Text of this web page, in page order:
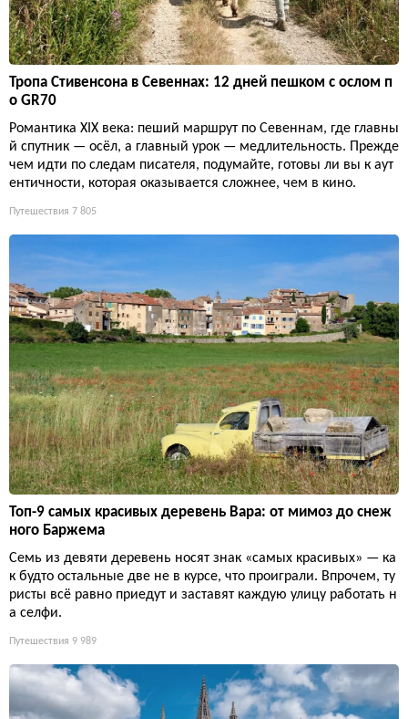
Тропа Стивенсона в Севеннах: 12 дней пешком с ослом п
о GR70
Романтика XIX века: пеший маршрут по Севеннам, где главны
й спутник — осёл, а главный урок — медлительность. Прежде
чем идти по следам писателя, подумайте, готовы ли вы к аут
ентичности, которая оказывается сложнее, чем в кино.
Путешествия 7 805
Топ-9 самых красивых деревень Вара: от мимоз до снеж
ного Баржема
Семь из девяти деревень носят знак «самых красивых» — ка
к будто остальные две не в курсе, что проиграли. Впрочем, ту
ристы всё равно приедут и заставят каждую улицу работать н
а селфи.
Путешествия 9 989